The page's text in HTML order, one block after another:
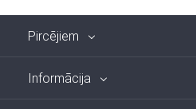
Pircējiem
Informācija